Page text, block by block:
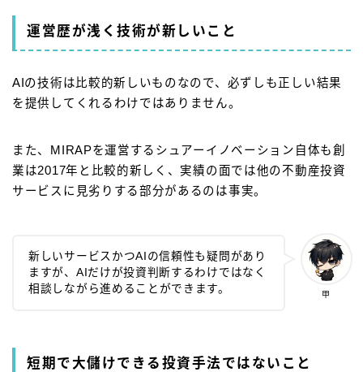
運営歴が浅く技術が新しいこと
AIの技術は比較的新しいものなので、必ずしも正しい結果
を提供してくれるわけではありません。
また、MIRAPを運営するシュアーイノベーション自体も創
業は2017年と比較的新しく、実績の面では他の不動産投資
サービスに見劣りする部分があるのは事実。
甲
新しいサービスかつAIの信頼性も疑問があり
ますが、AIだけが投資判断するわけではなく
相談しながら進めることができます。
短期で大儲けできる投資手法ではないこと